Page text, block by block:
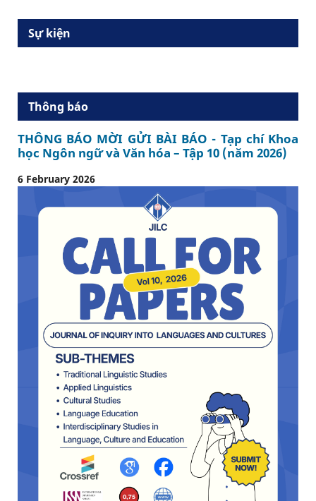
Sự kiện
Thông báo
THÔNG BÁO MỜI GỬI BÀI BÁO - Tạp chí Khoa
học Ngôn ngữ và Văn hóa – Tập 10 (năm 2026)
6 February 2026